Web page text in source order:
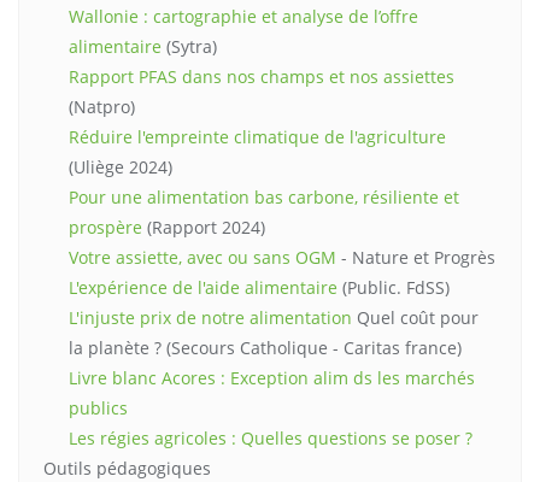
Wallonie : cartographie et analyse de l’offre
alimentaire (Sytra)
Rapport PFAS dans nos champs et nos assiettes
(Natpro)
Réduire l'empreinte climatique de l'agriculture
(Uliège 2024)
Pour une alimentation bas carbone, résiliente et
prospère (Rapport 2024)
Votre assiette, avec ou sans OGM - Nature et Progrès
L'expérience de l'aide alimentaire (Public. FdSS)
L'injuste prix de notre alimentation Quel coût pour
la planète ? (Secours Catholique - Caritas france)
Livre blanc Acores : Exception alim ds les marchés
publics
Les régies agricoles : Quelles questions se poser ?
Outils pédagogiques